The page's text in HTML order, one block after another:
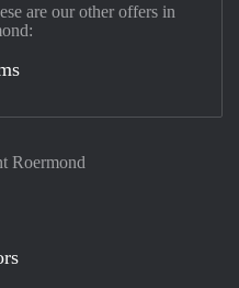
Roermond
are our other offers in